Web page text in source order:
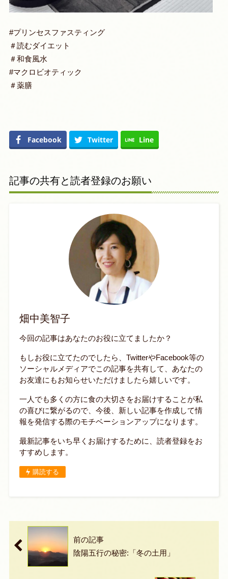
#プリンセスファスティング
＃読むダイエット
＃和食風水
#マクロビオティック
＃薬膳
Facebook Twitter Line
記事の共有と読者登録のお願い
畑中美智子
今回の記事はあなたのお役に立てましたか？
もしお役に立てたのでしたら、TwitterやFacebook等の
ソーシャルメディアでこの記事を共有して、あなたの
お友達にもお知らせいただけましたら嬉しいです。
一人でも多くの方に食の大切さをお届けすることが私
の喜びに繋がるので、今後、新しい記事を作成して情
報を発信する際のモチベーションアップになります。
最新記事をいち早くお届けするために、読者登録をお
すすめします。
購読する
前の記事
陰陽五行の秘密:「冬の土用」